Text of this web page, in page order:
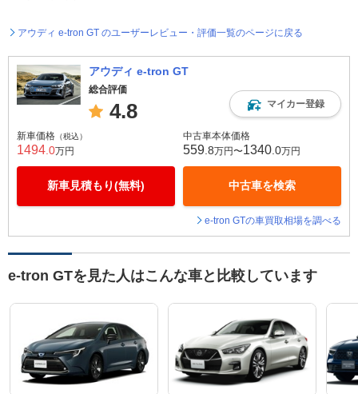
アウディ e-tron GT のユーザーレビュー・評価一覧のページに戻る
アウディ e-tron GT
総合評価
4.8 マイカー登録
新車価格 （税込）
1494 .0万円
新車見積もり(無料)
中古車本体価格
559 .8万円〜1340 .0万円
中古車を検索
e-tron GTの車買取相場を調べる
e-tron GTを見た人はこんな車と比較しています